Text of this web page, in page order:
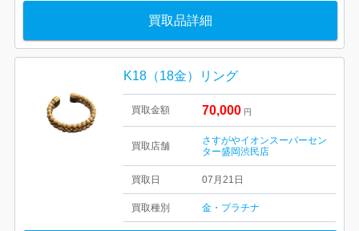
買取品詳細
K18（18金）リング
買取金額 70,000 円
買取店舗
さすがやイオンスーパーセン
ター盛岡渋民店
買取日 07月21日
買取種別 金・プラチナ